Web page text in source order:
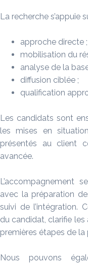
La recherche s’appuie
approche directe ;
mobilisation du
analyse de la
diffusion ciblée ;
qualification
Les candidats sont
les mises en
présentés au client
avancée.
L’accompagnement
avec la préparation
suivi de l’intégration.
du candidat, clarifie les
premières étapes de la
Nous pouvons